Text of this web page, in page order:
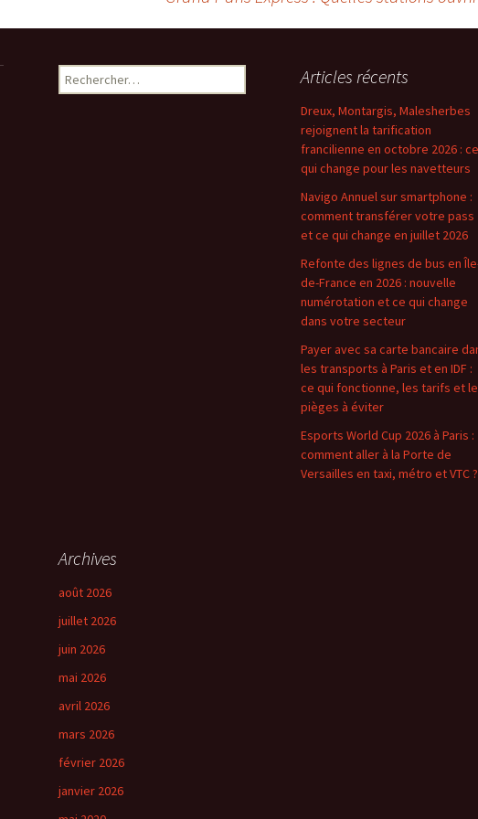
Rechercher : Articles récents
Dreux, Montargis, Malesherbes
rejoignent la tarification
francilienne en octobre 2026 : ce
qui change pour les navetteurs
Navigo Annuel sur smartphone :
comment transférer votre pass
et ce qui change en juillet 2026
Refonte des lignes de bus en
de-France en 2026 : nouvelle
numérotation et ce qui change
dans votre secteur
Payer avec sa carte bancaire
les transports à Paris et en IDF :
ce qui fonctionne, les tarifs et
pièges à éviter
Esports World Cup 2026 à Paris :
comment aller à la Porte de
Versailles en taxi, métro et VTC ?
Archives
août 2026
juillet 2026
juin 2026
mai 2026
avril 2026
mars 2026
février 2026
janvier 2026